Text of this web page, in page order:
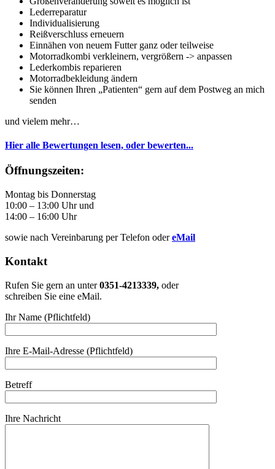
Lederreparatur
Individualisierung
Reißverschluss erneuern
Einnähen von neuem Futter ganz oder teilweise
Motorradkombi verkleinern, vergrößern -> anpassen
Lederkombis reparieren
Motorradbekleidung ändern
Sie können Ihren „Patienten“ gern auf dem Postweg an mich
senden
und vielem mehr…
Hier alle Bewertungen lesen, oder bewerten...
Öffnungszeiten:
Montag bis Donnerstag
10:00 – 13:00 Uhr und
14:00 – 16:00 Uhr
sowie nach Vereinbarung per Telefon odereMail
Kontakt
Rufen Sie gern an unter0351-4213339, oder
schreiben Sie eine eMail.
Ihr Name (Pflichtfeld)
Ihre E-Mail-Adresse (Pflichtfeld)
Betreff
Ihre Nachricht